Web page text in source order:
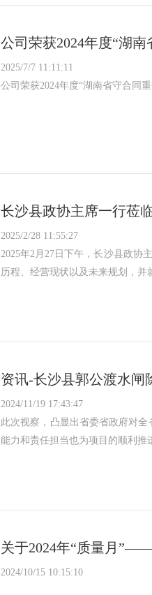
公司荣获2024年度“湖
2025/7/7 11:11:11
公司荣获2024年度“湖南省守合同
长沙县政协主席一行莅
2025/2/28 11:55:27
2025年2月27日下午，长沙县政协
历程、经营现状以及未来规划，并
资讯-长沙县郭公渡水闸
2024/11/19 17:43:47
此次视察，凸显出省委省政府对
能力和责任担当也为项目的顺利推
关于2024年“质量月
2024/10/15 10:15:10